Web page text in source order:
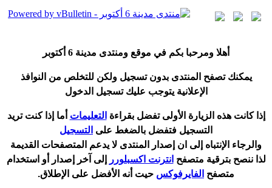
هلا ومرحبا بكم في موقع ومنتدى مدينة 6 أكتوبر
يمكنك تصفح المنتدى بدون تسجيل ولكن للتخلص من النوافذ
الإعلانية يتوجب عليك تسجيل الدخول
إذا كانت هذه الزيارة الأولى تفضل بقراءة التعليمات ما إذا كنت تريد
التسجيل فتفضل بالضغط على التسجيل
والرجاء الإنتباه إلى ان إصدار المنتدى لا يدعم المتصفحات القديمة
لذا ننصح بترقية متصفح انترنت اكسبلورر إلى آخر إصدار أو استخدام
متصفح الفايرفوكس حيت نه الأفضل على الإطلاق.